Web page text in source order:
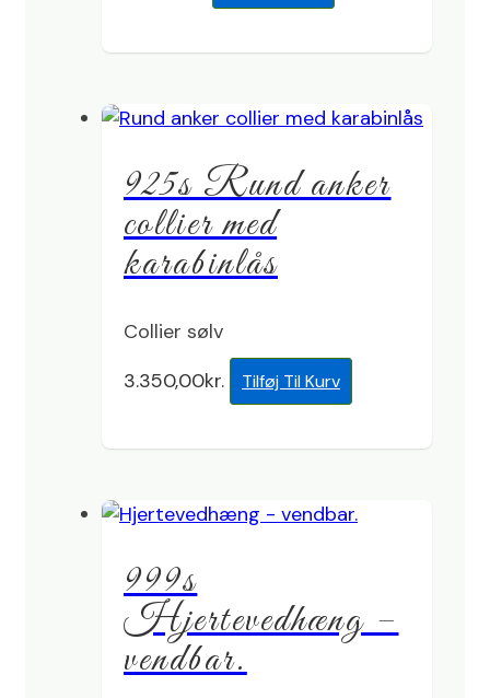
925s Rund anker
collier med
karabinlås
Collier sølv
3.350,00kr. Tilføj Til Kurv
999s
Hjertevedhæng –
vendbar.